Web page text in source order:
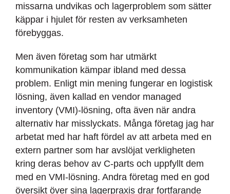
missarna undvikas och lagerproblem som sätter
käppar i hjulet för resten av verksamheten
förebyggas.
Men även företag som har utmärkt
kommunikation kämpar ibland med dessa
problem. Enligt min mening fungerar en logistisk
lösning, även kallad en vendor managed
inventory (VMI)-lösning, ofta även när andra
alternativ har misslyckats. Många företag jag har
arbetat med har haft fördel av att arbeta med en
extern partner som har avslöjat verkligheten
kring deras behov av C-parts och uppfyllt dem
med en VMI-lösning. Andra företag med en god
översikt över sina lagerpraxis drar fortfarande